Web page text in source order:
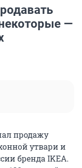
—
продажу
утвари и
бренда IKEA.